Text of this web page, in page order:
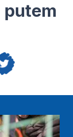
putem